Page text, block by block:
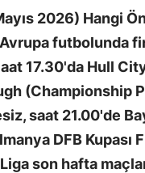
2026) Hangi
futbolunda
17.30'da Hull
(Championship
saat 21.00'de
DFB Kupası
son hafta